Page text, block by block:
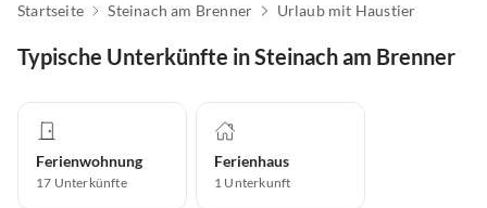
Startseite Steinach am Brenner Urlaub mit Haustier
Typische Unterkünfte in Steinach am Brenner
Ferienwohnung
17 Unterkünfte
Ferienhaus
1 Unterkunft